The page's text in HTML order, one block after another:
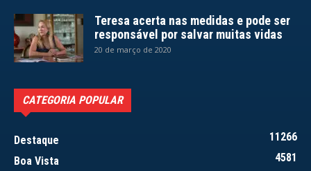
Teresa acerta nas medidas e pode ser
responsável por salvar muitas vidas
20 de março de 2020
CATEGORIA POPULAR
Destaque
11266
Boa Vista
4581